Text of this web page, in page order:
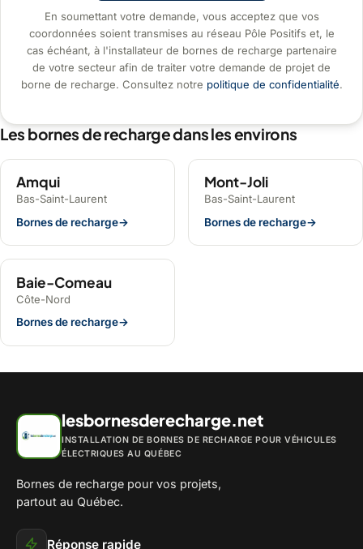
En soumettant votre demande, vous acceptez que vos
coordonnées soient transmises au réseau Pôle Positifs et, le
cas échéant, à l'installateur de bornes de recharge partenaire
de votre secteur afin de traiter votre demande de projet de
borne de recharge. Consultez notre politique de confidentialité.
Les bornes de recharge dans les environs
Amqui
Bas-Saint-Laurent
Bornes de recharge→
Mont-Joli
Bas-Saint-Laurent
Bornes de recharge→
Baie-Comeau
Côte-Nord
Bornes de recharge→
lesbornesderecharge.net
INSTALLATION DE BORNES DE RECHARGE POUR VÉHICULES
ÉLECTRIQUES AU QUÉBEC
Bornes de recharge pour vos projets,
partout au Québec.
Réponse rapide